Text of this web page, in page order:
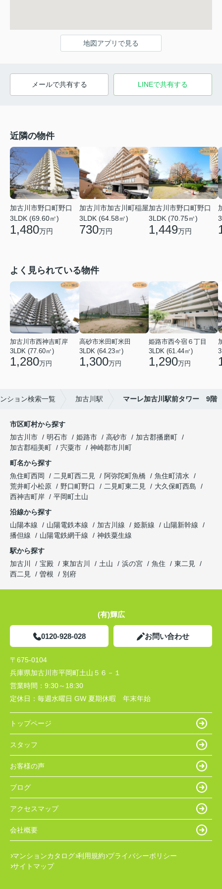
地図アプリで見る
メールで共有する LINEで共有する
近隣の物件
加古川市野口町野口
3LDK (69.60㎡)
1,480万円
加古川市加古川町稲屋
3LDK (64.58㎡)
730万円
加古川市野口町野口
3LDK (70.75㎡)
1,449万円
よく見られている物件
加古川市西神吉町岸
3LDK (77.60㎡)
1,280万円
高砂市米田町米田
3LDK (64.23㎡)
1,300万円
姫路市西今宿６丁目
3LDK (61.44㎡)
1,290万円
ション検索一覧 加古川駅 マーレ加古川駅前タワー 9階
市区町村から探す
加古川市
明石市 姫路市 高砂市
加古郡播磨町
加古郡稲美町
宍粟市
神崎郡市川町
町名から探す
魚住町西岡
二見町西二見 阿弥陀町魚橋
魚住町清水
荒井町小松原
野口町野口 二見町東二見
大久保町西島
西神吉町岸
平岡町土山
沿線から探す
山陽本線
山陽電鉄本線 加古川線 姫新線
山陽新幹線
播但線
山陽電鉄網干線
神鉄粟生線
駅から探す
加古川
宝殿 東加古川 土山 浜の宮 魚住
東二見
西二見
曽根 別府
(有)輝広
0120-928-028 お問い合わせ
〒675-0104
兵庫県加古川市平岡町土山５６－１
営業時間： 9:30～18:30
定休日： 毎週水曜日 GW 夏期休暇 年末年始
トップページ
スタッフ
お客様の声
ブログ
アクセスマップ
会社概要
マンションカタログ 利用規約 プライバシーポリシー
サイトマップ